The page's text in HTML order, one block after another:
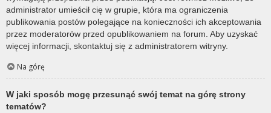
administrator umieścił cię w grupie, która ma ograniczenia
publikowania postów polegające na konieczności ich akceptowania
przez moderatorów przed opublikowaniem na forum. Aby uzyskać
więcej informacji, skontaktuj się z administratorem witryny.
Na górę
W jaki sposób mogę przesunąć swój temat na górę strony
tematów?